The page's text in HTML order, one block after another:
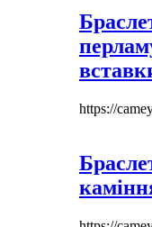
https://